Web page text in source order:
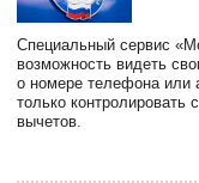
Специальный сервис
возможность видеть
о номере телефона или
только контролировать
вычетов.